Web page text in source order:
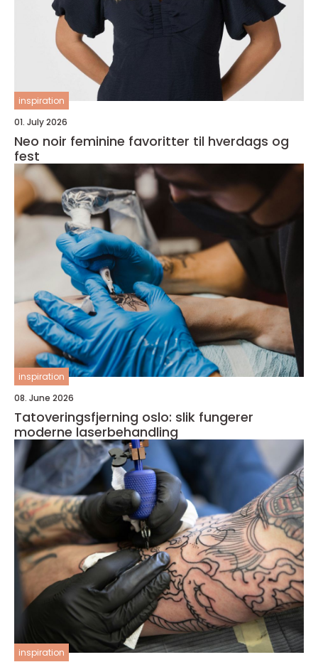
inspiration
01. July 2026
Neo noir feminine favoritter til hverdags og
fest
inspiration
08. June 2026
Tatoveringsfjerning oslo: slik fungerer
moderne laserbehandling
inspiration